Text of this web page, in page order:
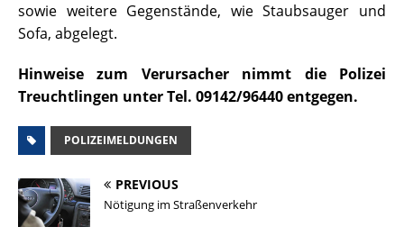
sowie weitere Gegenstände, wie Staubsauger und
Sofa, abgelegt.
Hinweise zum Verursacher nimmt die Polizei
Treuchtlingen unter Tel. 09142/96440 entgegen.
POLIZEIMELDUNGEN
PREVIOUS
Nötigung im Straßenverkehr